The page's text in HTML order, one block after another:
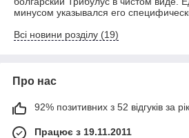
минусом указывался его
Всі новини розділу (19)
Про нас
92% позитивних з 52 відгуків за рік
Працює з 19.11.2011